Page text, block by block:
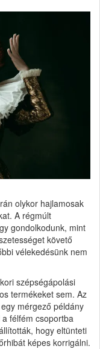
olykor hajlamosak
A régmúlt
gondolkodunk, mint
követő
vélekedésünk nem
szépségápolási
termékeket sem. Az
mérgező példány
félfém csoportba
hogy eltünteti
képes korrigálni.